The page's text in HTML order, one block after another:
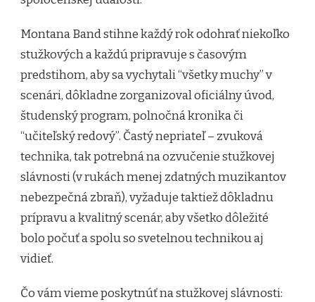
Montana Band stihne každý rok odohrať niekoľko
stužkových a každú pripravuje s časovým
predstihom, aby sa vychytali “všetky muchy” v
scenári, dôkladne zorganizoval oficiálny úvod,
študenský program, polnočná kronika či
“učiteľský redový”. Častý nepriateľ – zvuková
technika, tak potrebná na ozvučenie stužkovej
slávnosti (v rukách menej zdatných muzikantov
nebezpečná zbraň), vyžaduje taktiež dôkladnu
prípravu a kvalitný scenár, aby všetko dôležité
bolo počuť a spolu so svetelnou technikou aj
vidieť.
Čo vám vieme poskytnúť na stužkovej slávnosti: